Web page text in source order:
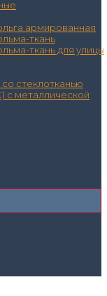
армированная
ткань
ткань для улицы
стеклотканью
металлической